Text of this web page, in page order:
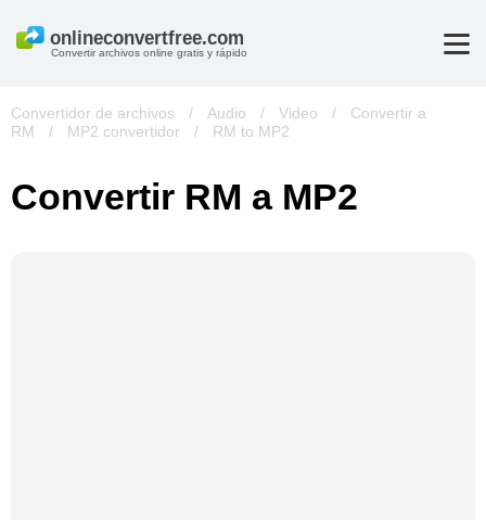
Convertir archivos online gratis y rápido
Convertidor de archivos / Audio / Video /
Convertir a
RM
/ MP2 convertidor / RM to MP2
Convertir RM a MP2